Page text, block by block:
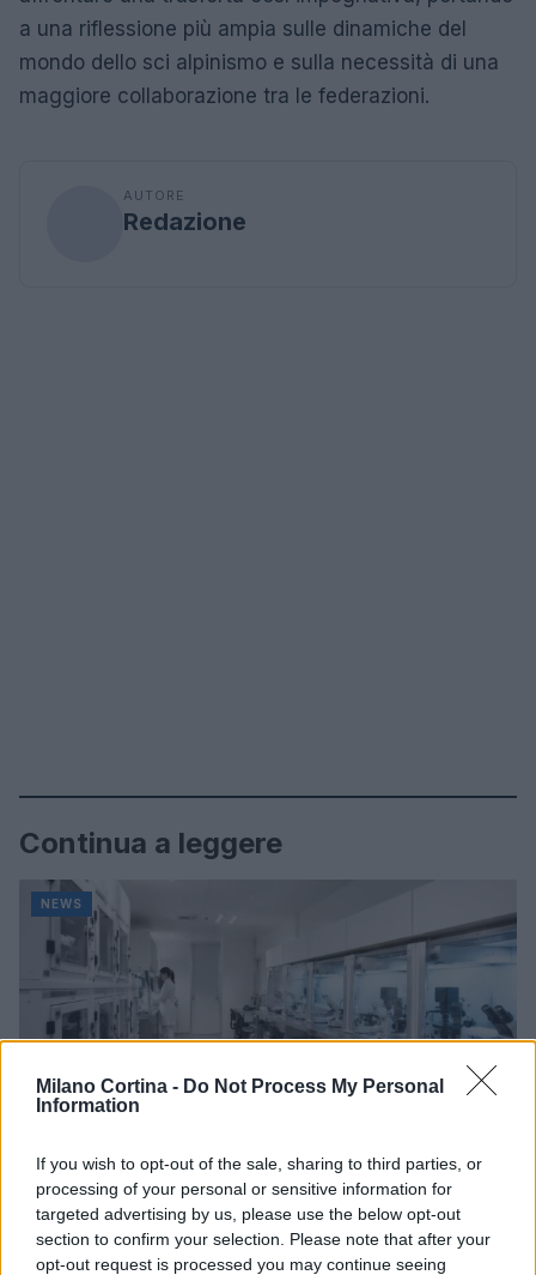
Milano Cortina - Do Not Process My Personal
Information
If you wish to opt-out of the sale, sharing to third parties, or
processing of your personal or sensitive information for
targeted advertising by us, please use the below opt-out
section to confirm your selection. Please note that after your
opt-out request is processed you may continue seeing
a una riflessione più ampia sulle dinamiche del
mondo dello sci alpinismo e sulla necessità di una
maggiore collaborazione tra le federazioni.
AUTORE
Redazione
Continua a leggere
NEWS
Scambio di embrioni al San Raffaele: la ricostruzione
dell’accaduto